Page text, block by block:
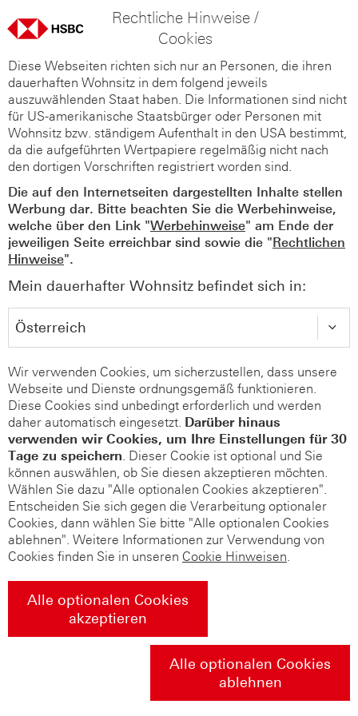
Rechtliche Hinweise /
Cookies
Diese Webseiten richten sich nur an Personen, die ihren
dauerhaften Wohnsitz in dem folgend jeweils
auszuwählenden Staat haben. Die Informationen sind nicht
für US-amerikanische Staatsbürger oder Personen mit
Wohnsitz bzw. ständigem Aufenthalt in den USA bestimmt,
da die aufgeführten Wertpapiere regelmäßig nicht nach
den dortigen Vorschriften registriert worden sind.
Die auf den Internetseiten dargestellten Inhalte stellen
Werbung dar. Bitte beachten Sie die Werbehinweise,
welche über den Link "Werbehinweise" am Ende der
jeweiligen Seite erreichbar sind sowie die "Rechtlichen
Hinweise".
Mein dauerhafter Wohnsitz befindet sich in:
Wir verwenden Cookies, um sicherzustellen, dass unsere
Webseite und Dienste ordnungsgemäß funktionieren.
Diese Cookies sind unbedingt erforderlich und werden
daher automatisch eingesetzt. Darüber hinaus
verwenden wir Cookies, um Ihre Einstellungen für 30
Tage zu speichern. Dieser Cookie ist optional und Sie
können auswählen, ob Sie diesen akzeptieren möchten.
Wählen Sie dazu "Alle optionalen Cookies akzeptieren".
Entscheiden Sie sich gegen die Verarbeitung optionaler
Cookies, dann wählen Sie bitte "Alle optionalen Cookies
ablehnen". Weitere Informationen zur Verwendung von
Cookies finden Sie in unseren Cookie Hinweisen.
Alle optionalen Cookies
akzeptieren
Alle optionalen Cookies
ablehnen